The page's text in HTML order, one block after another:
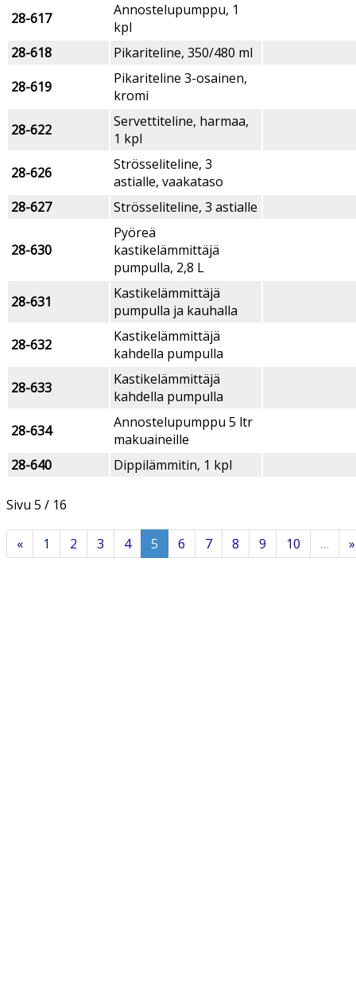
28-617
Annostelupumppu, 1
kpl
28-618
Pikariteline, 350/480 ml
28-619
Pikariteline 3-osainen,
kromi
28-622
Servettiteline, harmaa,
1 kpl
28-626
Strösseliteline, 3
astialle, vaakataso
28-627
Strösseliteline, 3 astialle
28-630
Pyöreä
kastikelämmittäjä
pumpulla, 2,8 L
28-631
Kastikelämmittäjä
pumpulla ja kauhalla
28-632
Kastikelämmittäjä
kahdella pumpulla
28-633
Kastikelämmittäjä
kahdella pumpulla
28-634
Annostelupumppu 5 ltr
makuaineille
28-640
Dippilämmitin, 1 kpl
Sivu 5 / 16
« 1 2 3 4 5 6 7 8 9 10 … »